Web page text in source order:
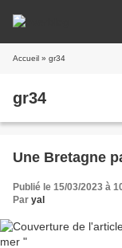
Accueil » gr34
gr34
Une Bretagne
Publié le 15/03/2023 à
Par yal